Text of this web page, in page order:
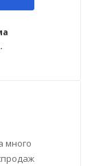
много